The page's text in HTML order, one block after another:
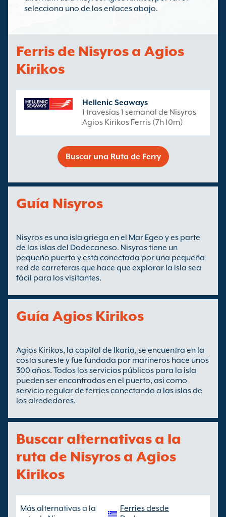
selecciona uno de los enlaces abajo.
Ferris de Nisyros a Agios
Kirikos
Hellenic Seaways
1 travesías 1 semanal de Nisyros
Agios Kirikos Ferris (7h 10m)
Buscar una Ruta de Ferry
Guía Nisyros
Nisyros es una isla griega en el Mar Egeo y es parte
de las islas del Dodecaneso. Nisyros tiene un
pequeño puerto y está conectada por una pequeña
red de carreteras que hace que explorar la isla sea
fácil para los visitantes.
Guía Agios Kirikos
Agios Kirikos, la capital de Ikaria, se encuentra en la
costa sureste y fue fundada por marineros hace unos
300 años. Todos los servicios públicos para la isla
pueden ser encontrados en el puerto, así como
servicio regular de ferries conectando a las islas de
los alrededores.
Buscar alternativas a la
ruta de Nisyros a Agios
Kirikos
Más alternativas a la
Ferries desde